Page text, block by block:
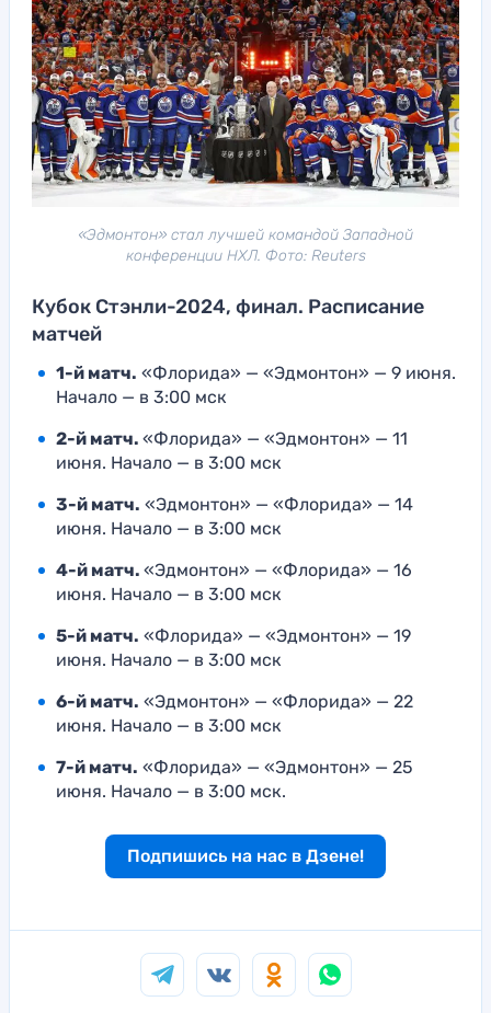
«Эдмонтон» стал лучшей командой Западной
конференции НХЛ. Фото: Reuters
Кубок Стэнли-2024, финал. Расписание
матчей
1-й матч. «Флорида» — «Эдмонтон» — 9 июня.
Начало — в 3:00 мск
2-й матч. «Флорида» — «Эдмонтон» — 11
июня. Начало — в 3:00 мск
3-й матч. «Эдмонтон» — «Флорида» — 14
июня. Начало — в 3:00 мск
4-й матч. «Эдмонтон» — «Флорида» — 16
июня. Начало — в 3:00 мск
5-й матч. «Флорида» — «Эдмонтон» — 19
июня. Начало — в 3:00 мск
6-й матч. «Эдмонтон» — «Флорида» — 22
июня. Начало — в 3:00 мск
7-й матч. «Флорида» — «Эдмонтон» — 25
июня. Начало — в 3:00 мск.
Подпишись на нас в Дзене!